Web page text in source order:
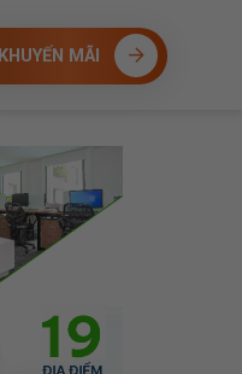
KHUYẾN MÃI